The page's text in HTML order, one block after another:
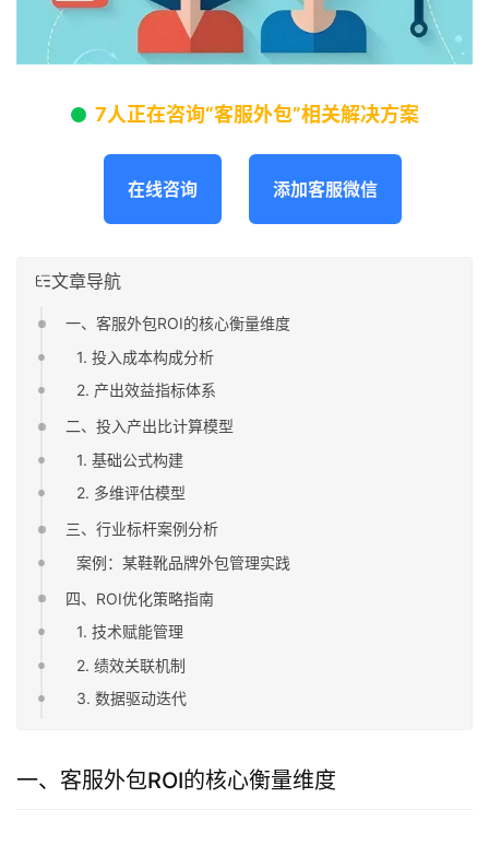
7人正在咨询“客服外包”相关解决方案
在线咨询 添加客服微信
文章导航
一、客服外包ROI的核心衡量维度
1. 投入成本构成分析
2. 产出效益指标体系
二、投入产出比计算模型
1. 基础公式构建
2. 多维评估模型
三、行业标杆案例分析
案例：某鞋靴品牌外包管理实践
四、ROI优化策略指南
1. 技术赋能管理
2. 绩效关联机制
3. 数据驱动迭代
一、客服外包ROI的核心衡量维度